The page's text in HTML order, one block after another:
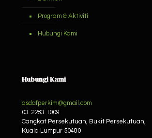
Program & Aktiviti
Hubungi Kami
Hubungi Kami
asdafperkim@gmail.com
03-2283 1009
Cangkat Persekutuan, Bukit Persekutuan,
Kuala Lumpur 50480